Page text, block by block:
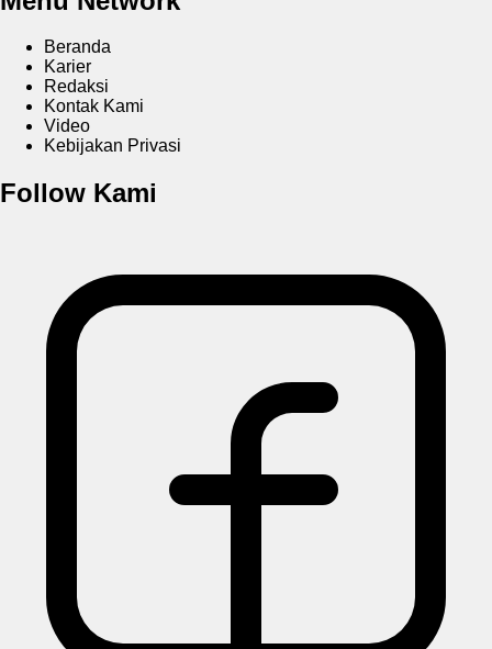
Beranda
Karier
Redaksi
Kontak Kami
Video
Kebijakan Privasi
Follow Kami